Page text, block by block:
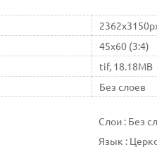
45x60 (3:4)
tif, 18.18MB
Без слоев
Слои : Без
Язык :